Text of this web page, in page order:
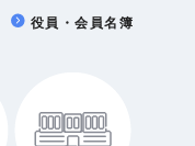
役員・会員名簿